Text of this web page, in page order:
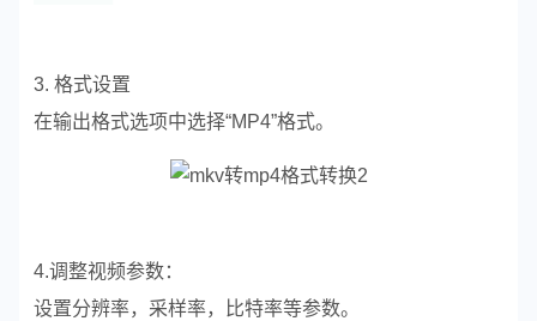
3. 格式设置
在输出格式选项中选择“MP4”格式。
4.调整视频参数：
设置分辨率，采样率，比特率等参数。